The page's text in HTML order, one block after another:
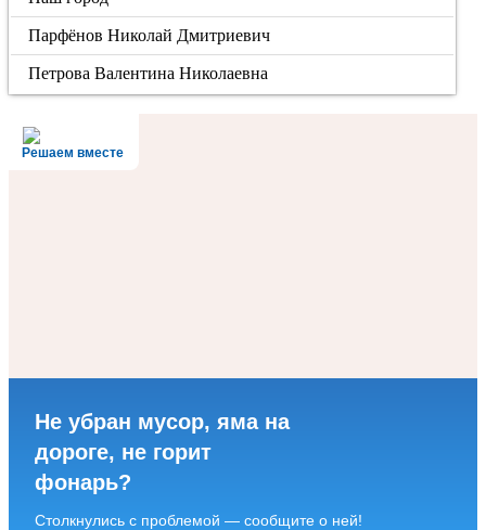
Парфёнов Николай Дмитриевич
Петрова Валентина Николаевна
Решаем вместе
Не убран мусор, яма на
дороге, не горит
фонарь?
Столкнулись с проблемой — сообщите о ней!